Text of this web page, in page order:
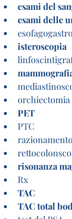
esami del
esami delle
isteroscopia
orchiectomia
PET
PTC
risonanza
Rx
TAC
TAC total